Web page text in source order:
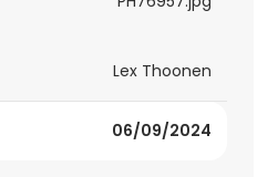
Lex Thoonen
06/09/2024